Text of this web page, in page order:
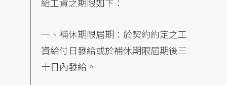
一、補休期限屆期：於契約約定之工
資給付日發給或於補休期限屆期後三
十日內發給。